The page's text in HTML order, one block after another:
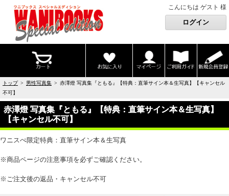
こんにちは ゲスト 様
トップ> 男性写真集 > 赤澤燈 写真集『ともる』【特典：直筆サイン本＆生写真】【キャンセル
不可】
赤澤燈 写真集『ともる』【特典：直筆サイン本＆生写真】
【キャンセル不可】
ワニスぺ限定特典：直筆サイン本＆生写真
※商品ページの注意事項を必ずご確認ください。
※ご注文後の返品・キャンセル不可